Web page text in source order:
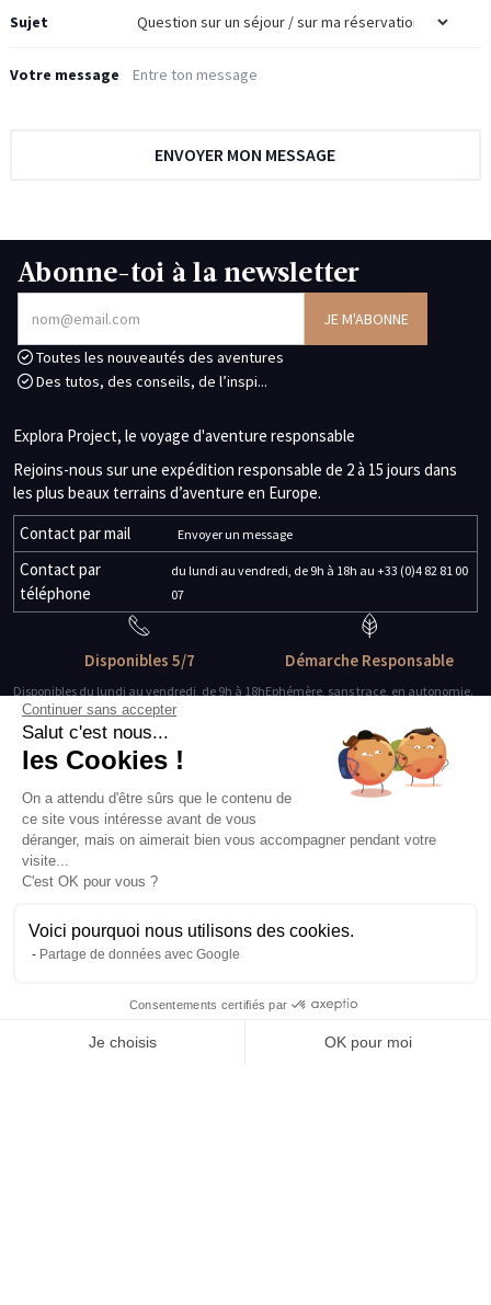
Sujet
Votre message
Abonne-toi à la newsletter
Toutes les nouveautés des aventures
Des tutos, des conseils, de l’inspi...
Explora Project, le voyage d'aventure responsable
Rejoins-nous sur une expédition responsable de 2 à 15 jours dans
les plus beaux terrains d’aventure en Europe.
Contact par mail
Envoyer un message
Contact par
téléphone
du lundi au vendredi, de 9h à 18h au +33 (0)4 82 81 00
07
Disponibles 5/7
Disponibles du lundi au vendredi, de 9h à 18h
Des guides-explorateurs
Démarche Responsable
Ephémère, sans trace, en autonomie.
Matériel de qualité
Testé, éprouvé, certifié.
À propos
Conditions générales de vente
Conditions générales d'utilisation
Continuer sans accepter
Salut c'est nous...
les Cookies !
On a attendu d'être sûrs que le contenu de
ce site vous intéresse avant de vous
déranger, mais on aimerait bien vous accompagner pendant votre
visite...
C'est OK pour vous ?
Voici pourquoi nous utilisons des cookies.
Partage de données avec Google
Consentements certifiés par
Je choisis
OK pour moi